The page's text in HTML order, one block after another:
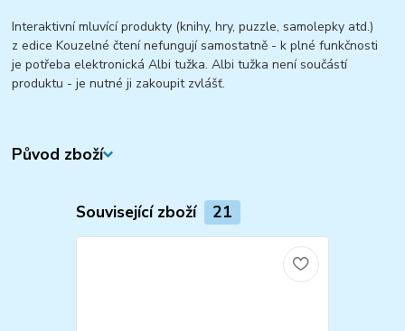
Interaktivní mluvící produkty (knihy, hry, puzzle, samolepky atd.)
z edice Kouzelné čtení nefungují samostatně - k plné funkčnosti
je potřeba elektronická Albi tužka. Albi tužka není součástí
produktu - je nutné ji zakoupit zvlášť.
Původ zboží
Související zboží 21